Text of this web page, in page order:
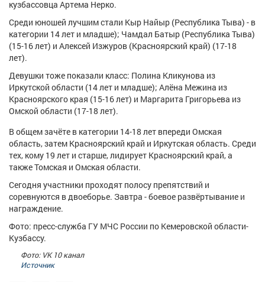
Афиша Обучение Проекты
Товары Поздравления
кузбассовца Артема Нерко.
Среди юношей лучшим стали Кыр Найыр (Республика Тыва) - в
категории 14 лет и младше); Чамдал Батыр (Республика Тыва)
(15-16 лет) и Алексей Изжуров (Красноярский край) (17-18
лет).
Девушки тоже показали класс: Полина Кликунова из
Иркутской области (14 лет и младше); Алёна Межина из
Красноярского края (15-16 лет) и Маргарита Григорьева из
Омской области (17-18 лет).
В общем зачёте в категории 14-18 лет впереди Омская
область, затем Красноярский край и Иркутская область. Среди
тех, кому 19 лет и старше, лидирует Красноярский край, а
также Томская и Омская области.
Сегодня участники проходят полосу препятствий и
соревнуются в двоеборье. Завтра - боевое развёртывание и
награждение.
Фото: пресс-служба ГУ МЧС России по Кемеровской области-
Кузбассу.
Фото: VK 10 канал
Источник